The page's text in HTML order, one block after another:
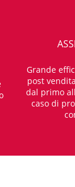
Grande
post
dal primo
caso di